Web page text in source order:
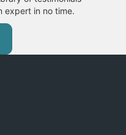
expert in no time.